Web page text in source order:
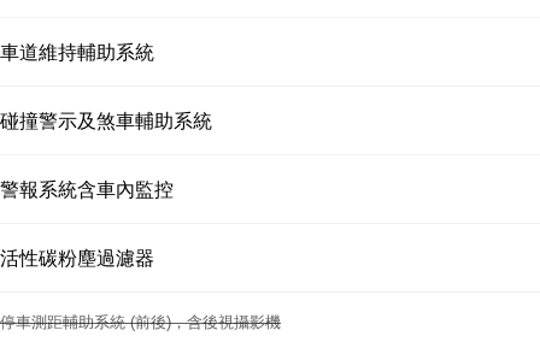
車道維持輔助系統
碰撞警示及煞車輔助系統
警報系統含車內監控
活性碳粉塵過濾器
停車測距輔助系統 (前後)，含後視攝影機